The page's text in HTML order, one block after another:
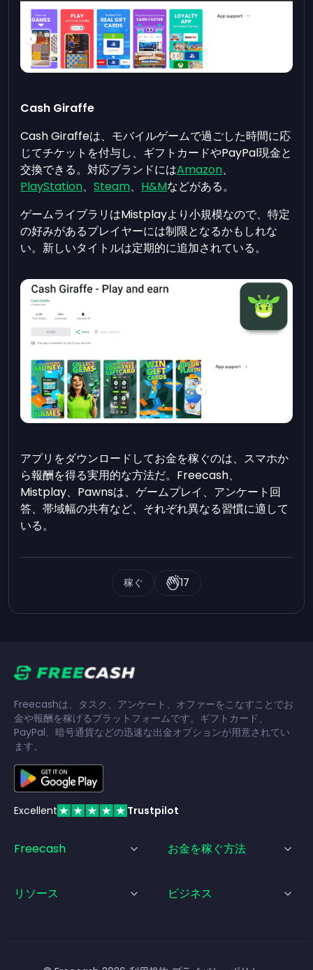
Cash Giraffe
Cash Giraffeは、モバイルゲームで過ごした時間に応
じてチケットを付与し、ギフトカードやPayPal現金と
交換できる。対応ブランドにはAmazon、
PlayStation、Steam、 H&Mなどがある。
ゲームライブラリはMistplayより小規模なので、特定
の好みがあるプレイヤーには制限となるかもしれな
い。新しいタイトルは定期的に追加されている。
アプリをダウンロードしてお金を稼ぐのは、スマホか
ら報酬を得る実用的な方法だ。Freecash、
Mistplay、Pawnsは、ゲームプレイ、アンケート回
答、帯域幅の共有など、それぞれ異なる習慣に適して
いる。
稼ぐ 17
Freecashは、タスク、アンケート、オファーをこなすことでお
金や報酬を稼げるプラットフォームです。ギフトカード、
PayPal、暗号通貨などの迅速な出金オプションが用意されてい
ます。
Excellent Trustpilot
Freecash お金を稼ぐ方法
リソース ビジネス